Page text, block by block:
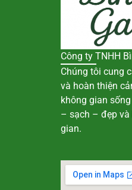
Công ty TNHH
Chúng tôi cung
và hoàn thiện
không gian
– sạch – đẹp
gian.